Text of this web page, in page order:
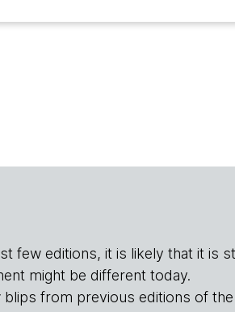
few editions, it is likely that it is
might be different today.
from previous editions of the